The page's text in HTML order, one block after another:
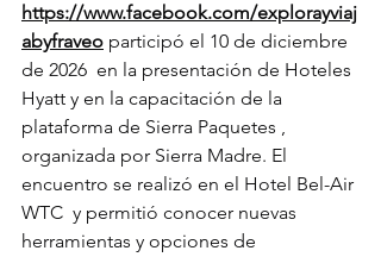
https://www.facebook.com/explorayviaj
abyfraveo participó el 10 de diciembre
de 2026  en la presentación de Hoteles
Hyatt y en la capacitación de la
plataforma de Sierra Paquetes ,
organizada por Sierra Madre. El
encuentro se realizó en el Hotel Bel-Air
WTC  y permitió conocer nuevas
herramientas y opciones de